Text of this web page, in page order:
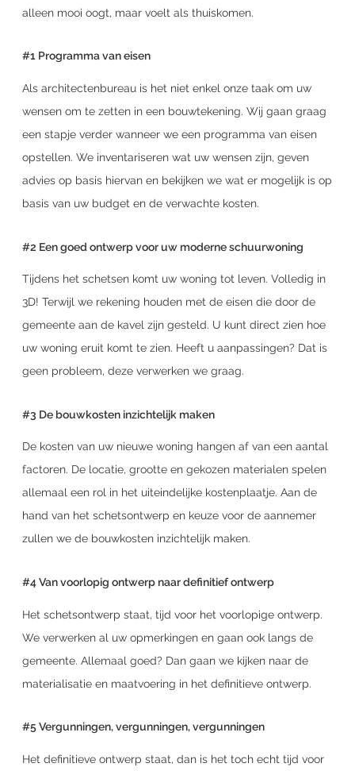
alleen mooi oogt, maar voelt als thuiskomen.
#1 Programma van eisen
Als architectenbureau is het niet enkel onze taak om uw
wensen om te zetten in een bouwtekening. Wij gaan graag
een stapje verder wanneer we een programma van eisen
opstellen. We inventariseren wat uw wensen zijn, geven
advies op basis hiervan en bekijken we wat er mogelijk is op
basis van uw budget en de verwachte kosten.
#2 Een goed ontwerp voor uw moderne schuurwoning
Tijdens het schetsen komt uw woning tot leven. Volledig in
3D! Terwijl we rekening houden met de eisen die door de
gemeente aan de kavel zijn gesteld. U kunt direct zien hoe
uw woning eruit komt te zien. Heeft u aanpassingen? Dat is
geen probleem, deze verwerken we graag.
#3 De bouwkosten inzichtelijk maken
De kosten van uw nieuwe woning hangen af van een aantal
factoren. De locatie, grootte en gekozen materialen spelen
allemaal een rol in het uiteindelijke kostenplaatje. Aan de
hand van het schetsontwerp en keuze voor de aannemer
zullen we de bouwkosten inzichtelijk maken.
#4 Van voorlopig ontwerp naar definitief ontwerp
Het schetsontwerp staat, tijd voor het voorlopige ontwerp.
We verwerken al uw opmerkingen en gaan ook langs de
gemeente. Allemaal goed? Dan gaan we kijken naar de
materialisatie en maatvoering in het definitieve ontwerp.
#5 Vergunningen, vergunningen, vergunningen
Het definitieve ontwerp staat, dan is het toch echt tijd voor